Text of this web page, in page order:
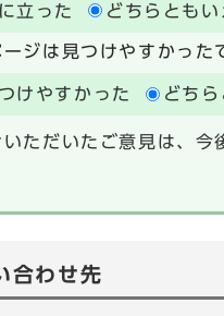
立った どちらともい
ージは見つけやすかった
けやすかった どち
いただいたご意見は、今
合わせ先